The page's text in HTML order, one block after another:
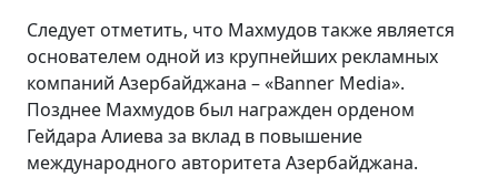
Следует отметить, что Махмудов также является
основателем одной из крупнейших рекламных
компаний Азербайджана – «Banner Media».
Позднее Махмудов был награжден орденом
Гейдара Алиева за вклад в повышение
международного авторитета Азербайджана.